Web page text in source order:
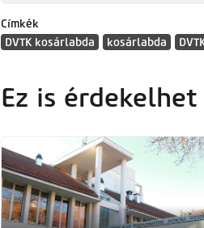
Címkék
DVTK kosárlabda
kosárlabda
Ez is érdekelhet